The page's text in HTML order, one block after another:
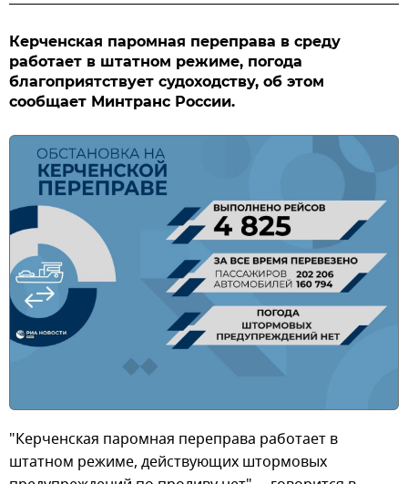
Керченская паромная переправа в среду
работает в штатном режиме, погода
благоприятствует судоходству, об этом
сообщает Минтранс России.
"Керченская паромная переправа работает в
штатном режиме, действующих штормовых